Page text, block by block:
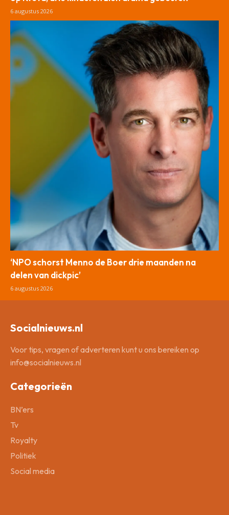
6 augustus 2026
‘NPO schorst Menno de Boer drie maanden na
delen van dickpic’
6 augustus 2026
Socialnieuws.nl
Voor tips, vragen of adverteren kunt u ons bereiken op
info@socialnieuws.nl
Categorieën
BN’ers
Tv
Royalty
Politiek
Social media